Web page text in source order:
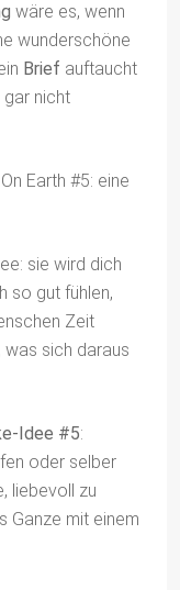
wäre es, wenn
wunderschöne
Brief auftaucht
gar nicht
sie wird dich
so gut fühlen,
Zeit
was sich daraus
Idee #5:
oder selber
liebevoll zu
Ganze mit einem